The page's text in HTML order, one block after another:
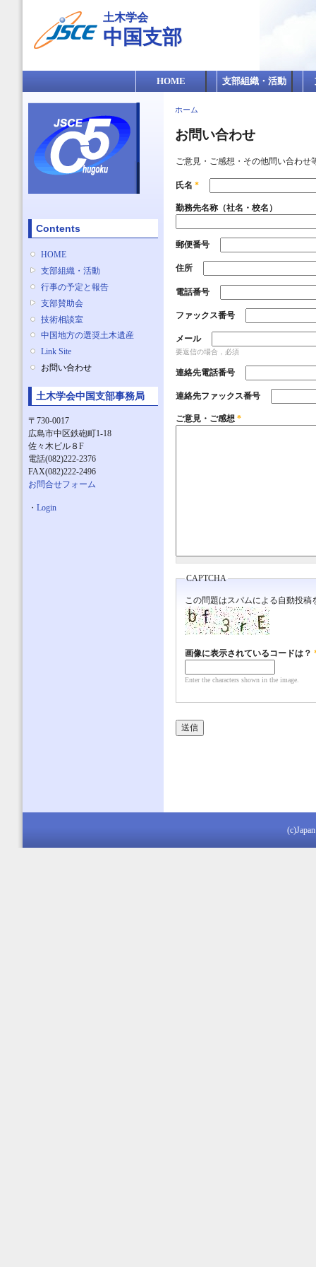
土木学会
中国支部
HOME 支部組織・活動
Contents
HOME
支部組織・活動
行事の予定と報告
支部賛助会
技術相談室
中国地方の選奨土木遺産
Link Site
お問い合わせ
土木学会中国支部事務局
〒730-0017
広島市中区鉄砲町1-18
佐々木ビル８F
電話(082)222-2376
FAX(082)222-2496
お問合せフォーム
・ Login
現在地
ホーム
お問い合わせ
ご意見・ご感想・その他問い合わ
氏名 *
勤務先名称（社名・校名）
郵便番号
住所
電話番号
ファックス番号
メール
要返信の場合，必須
連絡先電話番号
連絡先ファックス番号
ご意見・ご感想 *
CAPTCHA
この問題はスパムによる自動投
画像に表示されているコードは？
Enter the characters shown in the image.